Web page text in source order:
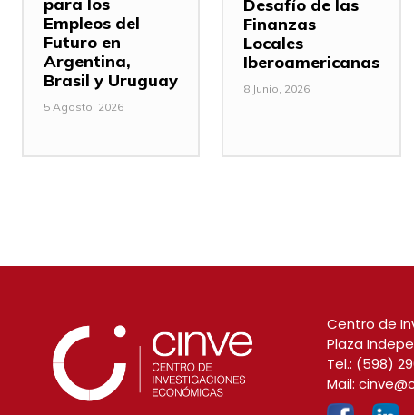
Empleos del
Futuro en
Argentina,
Brasil y Uruguay
5 Agosto, 2026
Desafío de las
Finanzas
Locales
Iberoamericanas
8 Junio, 2026
Centro de
Plaza
Tel.: (598)
Mail: